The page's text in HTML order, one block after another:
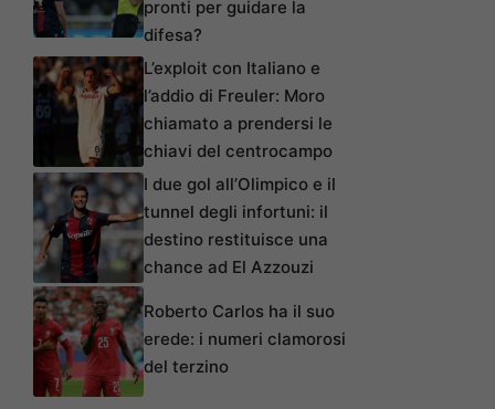
pronti per guidare la
difesa?
L’exploit con Italiano e
l’addio di Freuler: Moro
chiamato a prendersi le
chiavi del centrocampo
I due gol all’Olimpico e il
tunnel degli infortuni: il
destino restituisce una
chance ad El Azzouzi
Roberto Carlos ha il suo
erede: i numeri clamorosi
del terzino